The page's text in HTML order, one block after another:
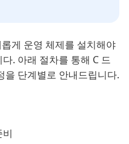
게 운영 체제를 설치해야
. 아래 절차를 통해 C 드
을 단계별로 안내드립니다.